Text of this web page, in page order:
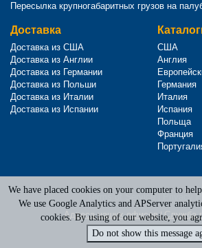
Пересылка крупногабаритных грузов на
Доставка
Доставка из США
Доставка из Англии
Доставка из Германии
Доставка из Польши
Доставка из Италии
Доставка из Испании
США
Англия
Германия
Италия
Испания
Польща
Франция
Terms of Service
Privacy
Адреса наших офисов|Служба
We have placed cookies on your computer to
We use Google Analytics and APServer
cookies. By using of our website, you
Do not show this message